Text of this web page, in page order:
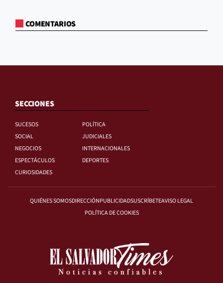
COMENTARIOS
SECCIONES
SUCESOS
POLÍTICA
SOCIAL
JUDICIALES
NEGOCIOS
INTERNACIONALES
ESPECTÁCULOS
DEPORTES
CURIOSIDADES
QUIÉNES SOMOSDIRECCIÓNPUBLICIDADSUSCRÍBETEAVISO LEGAL
POLÍTICA DE COOKIES